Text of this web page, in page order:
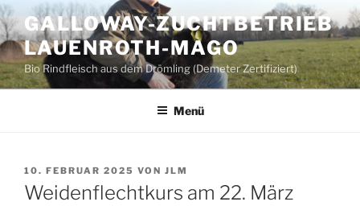
Zum
Inhalt
springen
GALLOWAY-ZUCHTBETRIEB
LAUENROTH-MAGO
Bio Rindfleisch aus dem Drömling (Demeter Zertifiziert)
Menü
VERÖFFENTLICHT
AM
10. FEBRUAR 2025 VON JLM
Weidenflechtkurs am 22. März